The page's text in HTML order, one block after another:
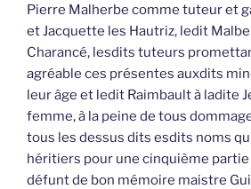
Pierre Malherbe comme tuteur et
et Jacquette les Hautriz, ledit
Charancé, lesdits tuteurs
agréable ces présentes auxdits
leur âge et ledit Raimbault à ladite
femme, à la peine de tous
tous les dessus dits esdits noms
héritiers pour une cinquième partie
défunt de bon mémoire maistre